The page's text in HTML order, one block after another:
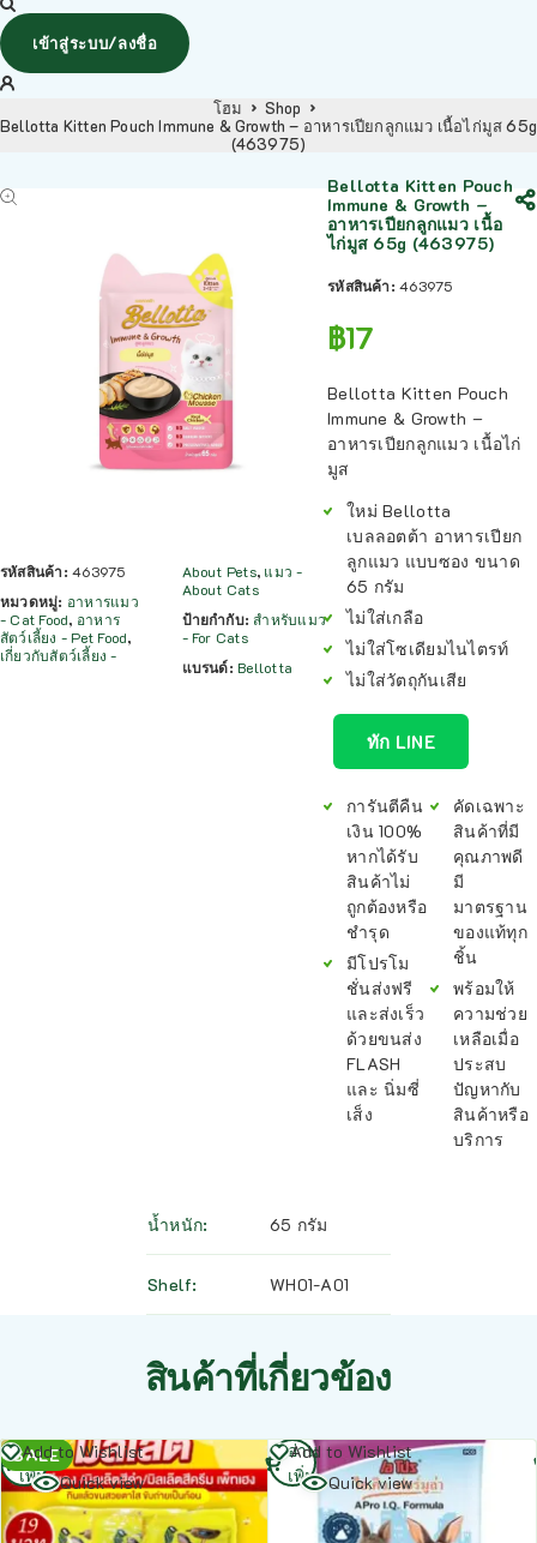
เข้าสู่ระบบ/ลงชื่อ
โฮม
Shop
Bellotta Kitten Pouch Immune & Growth – อาหารเปียกลูกแมว เนื้อไก่มูส 65g
(463975)
รหัสสินค้า:463975
หมวดหมู่: อาหารแมว
- Cat Food, อาหาร
สัตว์เลี้ยง - Pet Food,
เกี่ยวกับสัตว์เลี้ยง -
About Pets, แมว -
About Cats
ป้ายกำกับ:สำหรับแมว
- For Cats
แบรนด์: Bellotta
Bellotta Kitten Pouch
Immune & Growth –
อาหารเปียกลูกแมว เนื้อ
ไก่มูส 65g (463975)
รหัสสินค้า:463975
฿17
Bellotta Kitten Pouch
Immune & Growth –
อาหารเปียกลูกแมว เนื้อไก่
มูส
ใหม่ Bellotta
เบลลอตต้า อาหารเปียก
ลูกแมว แบบซอง ขนาด
65 กรัม
ไม่ใส่เกลือ
ไม่ใส่โซเดียมไนไตรท์
ไม่ใส่วัตถุกันเสีย
ทัก LINE
การันตีคืน
เงิน 100%
หากได้รับ
สินค้าไม่
ถูกต้องหรือ
ชำรุด
มีโปรโม
ชั่นส่งฟรี
และส่งเร็ว
ด้วยขนส่ง
FLASH
และ นิ่มซี่
เส็ง
คัดเฉพาะ
สินค้าที่มี
คุณภาพดี
มี
มาตรฐาน
ของแท้ทุก
ชิ้น
พร้อมให้
ความช่วย
เหลือเมื่อ
ประสบ
ปัญหากับ
สินค้าหรือ
บริการ
น้ำหนัก 65 กรัม
Shelf WH01-A01
สินค้าที่เกี่ยวข้อง
SALE
Add to Wishlist
Quick view
อ่าน
เพิ่ม
Add to Wishlist
Quick view
อ่าน
เพิ่ม